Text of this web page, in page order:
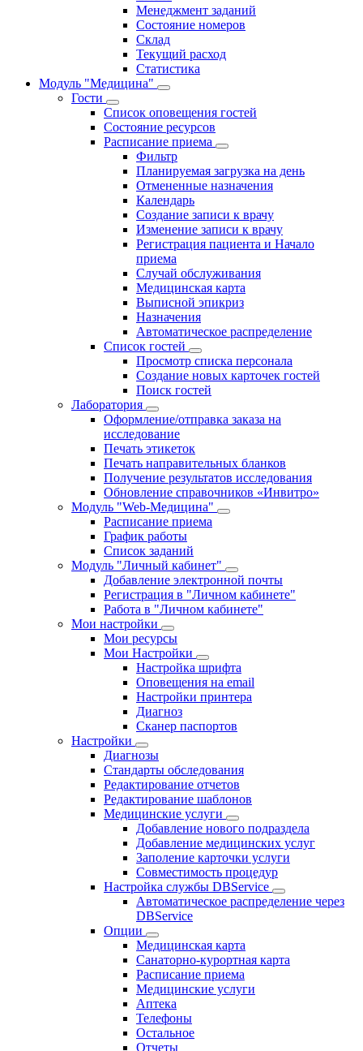
Менеджмент заданий
Состояние номеров
Склад
Текущий расход
Статистика
Модуль "Медицина"
Гости
Список оповещения гостей
Состояние ресурсов
Расписание приема
Фильтр
Планируемая загрузка на день
Отмененные назначения
Календарь
Создание записи к врачу
Изменение записи к врачу
Регистрация пациента и Начало
приема
Случай обслуживания
Медицинская карта
Выписной эпикриз
Назначения
Автоматическое распределение
Список гостей
Просмотр списка персонала
Создание новых карточек гостей
Поиск гостей
Лаборатория
Оформление/отправка заказа на
исследование
Печать этикеток
Печать направительных бланков
Получение результатов исследования
Обновление справочников «Инвитро»
Модуль "Web-Медицина"
Расписание приема
График работы
Список заданий
Модуль "Личный кабинет"
Добавление электронной почты
Регистрация в "Личном кабинете"
Работа в "Личном кабинете"
Мои настройки
Мои ресурсы
Мои Настройки
Настройка шрифта
Оповещения на email
Настройки принтера
Диагноз
Сканер паспортов
Настройки
Диагнозы
Стандарты обследования
Редактирование отчетов
Редактирование шаблонов
Медицинские услуги
Добавление нового подраздела
Добавление медицинских услуг
Заполение карточки услуги
Совместимость процедур
Настройка службы DBService
Автоматическое распределение через
DBService
Опции
Медицинская карта
Санаторно-курортная карта
Расписание приема
Медицинские услуги
Аптека
Телефоны
Остальное
Отчеты